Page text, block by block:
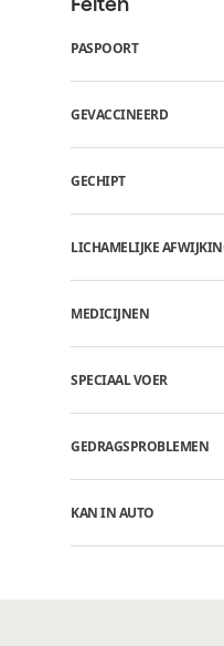
PASPOORT
GEVACCINEERD
GECHIPT
LICHAMELIJKE
MEDICIJNEN
SPECIAAL VOER
GEDRAGSPROBLEMEN
KAN IN AUTO